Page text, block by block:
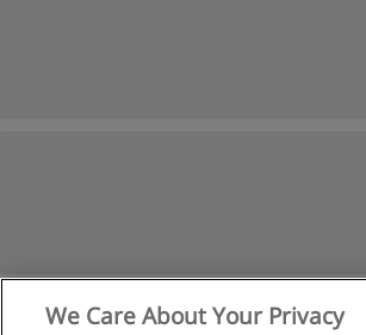
We Care About Your Privacy